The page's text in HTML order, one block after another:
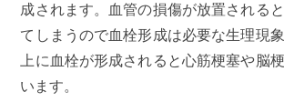
成されます。血管の損傷が放置される
てしまうので血栓形成は必要な生理現
上に血栓が形成されると心筋梗塞や脳
います。